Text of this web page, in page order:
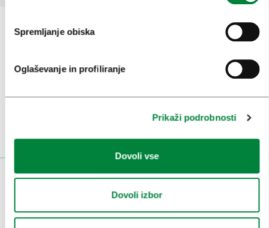
Spremljanje obiska
Oglaševanje in profiliranje
Prikaži podrobnosti
Dovoli vse
Dovoli izbor
OBISKOVALCI
OGLEDI IN IZLETI